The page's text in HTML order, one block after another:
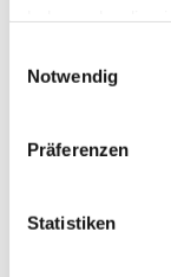
Notwendig
Präferenzen
Statistiken